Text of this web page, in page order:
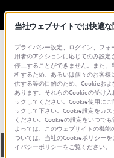
総合サポート・
VGN-
全て ダウンロード
当社ウェブサイトでは快適
プライバシー設定、ログイン、フ
用者のアクションに応じてのみ設
停止することができません。また
析するため、あるいは個々のお客
供する等の目的のため、Cookieお
あります。それらのCookieの受け
ックしてください。Cookie使用に
ックして下さい。Cookie設定をカ
ください。Cookieの設定をいつで
よっては、このウェブサイトの機
ついては、当社のCookieポリシー
イバシーポリシーをご覧ください。